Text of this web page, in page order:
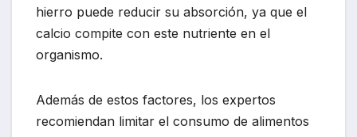
hierro puede reducir su absorción, ya que el
calcio compite con este nutriente en el
organismo.
Además de estos factores, los expertos
recomiendan limitar el consumo de alimentos